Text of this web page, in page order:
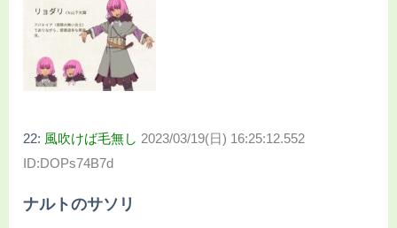
22: 風吹けば毛無し 2023/03/19(日) 16:25:12.552
ID:DOPs74B7d
ナルトのサソリ